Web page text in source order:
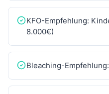
KFO-Empfehlung:
8.000€)
Bleaching-